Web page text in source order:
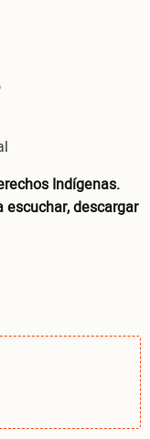
Indígenas.
descargar